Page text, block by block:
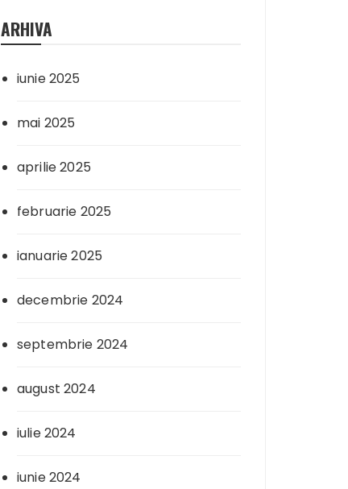
ARHIVA
iunie 2025
mai 2025
aprilie 2025
februarie 2025
ianuarie 2025
decembrie 2024
septembrie 2024
august 2024
iulie 2024
iunie 2024